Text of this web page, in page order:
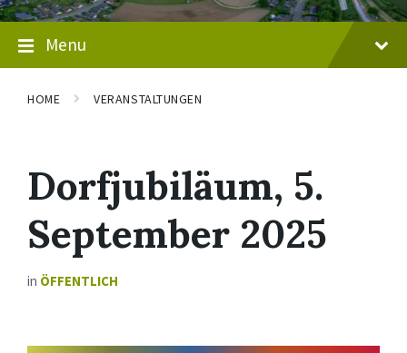
Menu
HOME VERANSTALTUNGEN
Dorfjubiläum, 5.
September 2025
in ÖFFENTLICH